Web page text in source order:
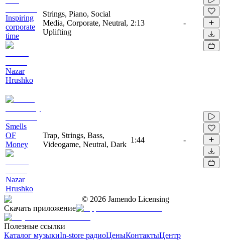
Inspiring
corporate
time
Nazar
Hrushko
Strings, Piano, Social
Media, Corporate, Neutral,
Uplifting
2:13 -
Smells
OF
Money
Nazar
Hrushko
Trap, Strings, Bass,
Videogame, Neutral, Dark
1:44 -
© 2026 Jamendo Licensing
Скачать приложение
Полезные ссылки
Каталог музыкиIn-store радиоЦеныКонтактыЦентр